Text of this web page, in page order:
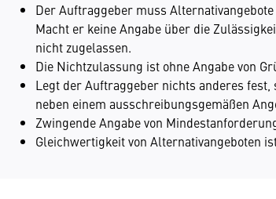
Der Auftraggeber muss
Macht er keine Angabe über die
nicht zugelassen.
Die Nichtzulassung ist ohne Angabe von
Legt der Auftraggeber nichts anderes
neben einem ausschreibungsgemäßen
Zwingende Angabe von
Gleichwertigkeit von Alternativangeboten